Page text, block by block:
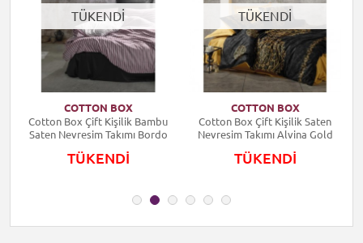
TÜKENDİ
COTTON BOX
Cotton Box Çift Kişilik Bambu
Saten Nevresim Takımı Bordo
TÜKENDİ
TÜKENDİ
COTTON BOX
Cotton Box Çift Kişilik Saten
Nevresim Takımı Alvina Gold
TÜKENDİ